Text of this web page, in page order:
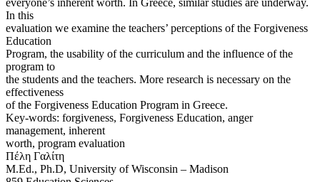
everyone’s inherent worth. In Greece, similar studies are underway.
In this
evaluation we examine the teachers’ perceptions of the Forgiveness
Education
Program, the usability of the curriculum and the influence of the
program to
the students and the teachers. More research is necessary on the
effectiveness
of the Forgiveness Education Program in Greece.
Key-words: forgiveness, Forgiveness Education, anger
management, inherent
worth, program evaluation
Πέλη Γαλίτη
M.Ed., Ph.D, University of Wisconsin – Madison